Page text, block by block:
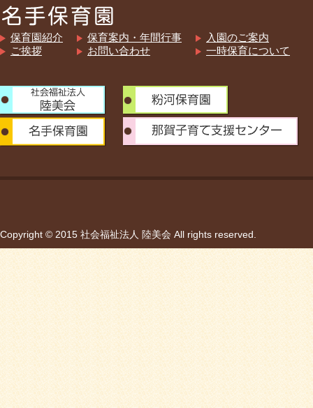
保育園紹介
ご挨拶
保育案内・年間行事
お問い合わせ
入園のご案内
一時保育について
Copyright © 2015 社会福祉法人 陸美会 All rights reserved.